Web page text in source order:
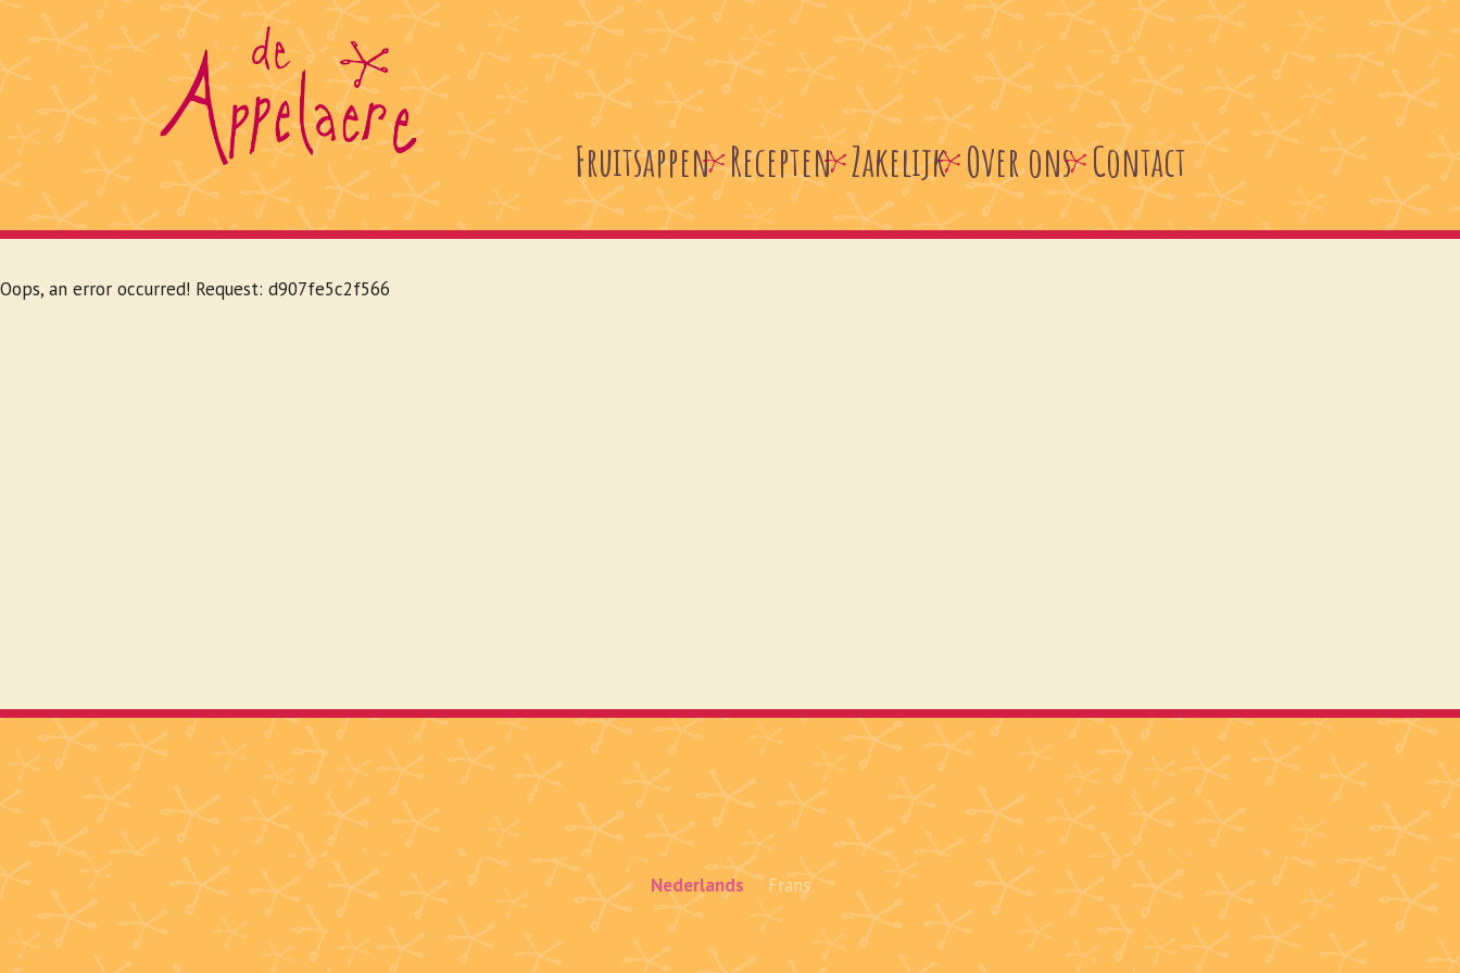
Skip to main navigation
Spring naar hoofd-inhoud
Skip to page footer
Fruitsappen Recepten Zakelijk Over ons Contact
Oops, an error occurred! Request: d907fe5c2f566
Nederlands Frans